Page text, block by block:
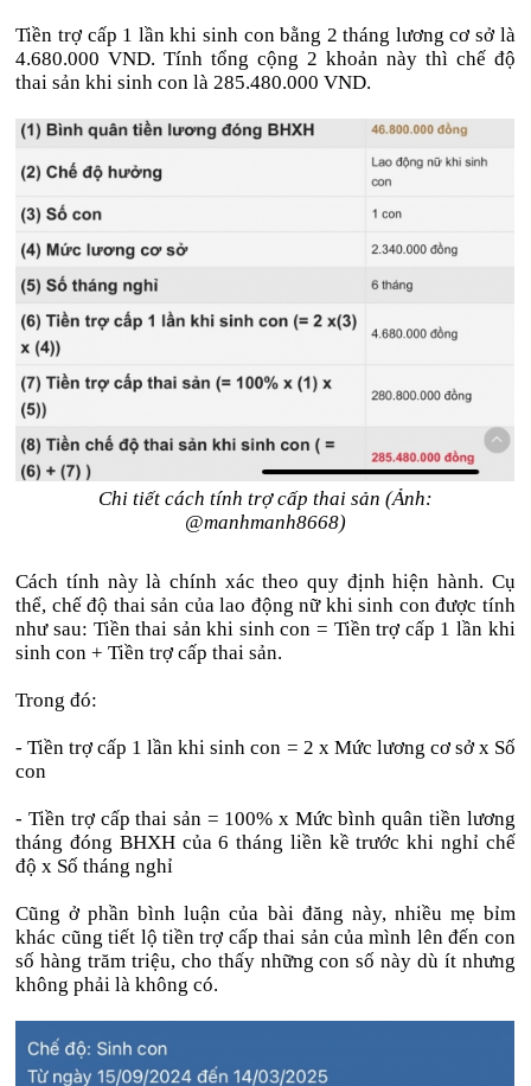
Tiền trợ cấp 1 lần khi sinh con bằng 2 tháng lương cơ sở là
4.680.000 VND. Tính tổng cộng 2 khoản này thì chế độ
thai sản khi sinh con là 285.480.000 VND.
Chi tiết cách tính trợ cấp thai sản (Ảnh:
@manhmanh8668)
Cách tính này là chính xác theo quy định hiện hành. Cụ
thể, chế độ thai sản của lao động nữ khi sinh con được tính
như sau: Tiền thai sản khi sinh con = Tiền trợ cấp 1 lần khi
sinh con + Tiền trợ cấp thai sản.
Trong đó:
- Tiền trợ cấp 1 lần khi sinh con = 2 x Mức lương cơ sở x Số
con
- Tiền trợ cấp thai sản = 100% x Mức bình quân tiền lương
tháng đóng BHXH của 6 tháng liền kề trước khi nghỉ chế
độ x Số tháng nghỉ
Cũng ở phần bình luận của bài đăng này, nhiều mẹ bỉm
khác cũng tiết lộ tiền trợ cấp thai sản của mình lên đến con
số hàng trăm triệu, cho thấy những con số này dù ít nhưng
không phải là không có.